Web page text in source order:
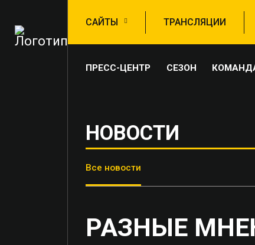
САЙТЫ ТРАНСЛЯЦИИ
ПРЕСС-ЦЕНТР СЕЗОН
НОВОСТИ
Все новости
РАЗНЫЕ